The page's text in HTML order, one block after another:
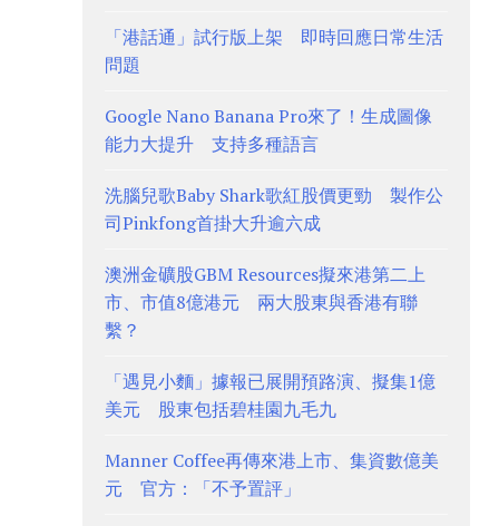
「港話通」試行版上架 即時回應日常生活
問題
Google Nano Banana Pro來了！生成圖像
能力大提升 支持多種語言
洗腦兒歌Baby Shark歌紅股價更勁 製作公
司Pinkfong首掛大升逾六成
澳洲金礦股GBM Resources擬來港第二上
市、市值8億港元 兩大股東與香港有聯
繫？
「遇見小麵」據報已展開預路演、擬集1億
美元 股東包括碧桂園九毛九
Manner Coffee再傳來港上市、集資數億美
元 官方：「不予置評」